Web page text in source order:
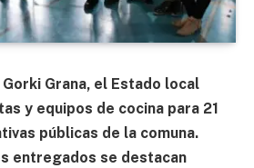
Grana, el Estado local
y equipos de cocina para 21
públicas de la comuna.
entregados se destacan